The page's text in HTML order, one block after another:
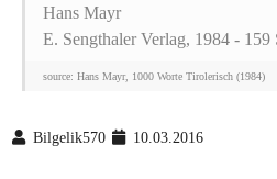
Hans Mayr
E. Sengthaler Verlag, 1984 - 159
source: Hans Mayr, 1000 Worte Tirolerisch (1984)
Bilgelik570 10.03.2016